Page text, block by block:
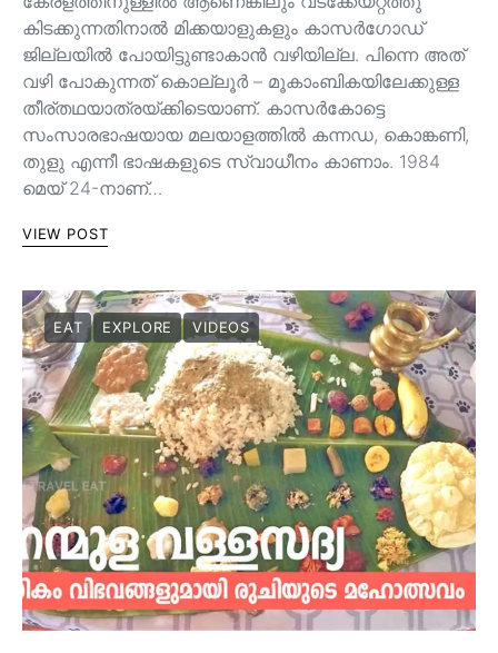
കിടക്കുന്നതിനാൽ മിക്കയാളുകളും കാസർഗോഡ്
ജില്ലയിൽ പോയിട്ടുണ്ടാകാൻ വഴിയില്ല. പിന്നെ അത്
വഴി പോകുന്നത് കൊല്ലൂർ – മൂകാംബികയിലേക്കുള്ള
തീര്തഥയാത്രയ്ക്കിടെയാണ്. കാസർകോട്ടെ
സംസാരഭാഷയായ മലയാളത്തിൽ കന്നഡ, കൊങ്കണി,
തുളു എന്നീ ഭാഷകളുടെ സ്വാധീനം കാണാം. 1984
മെയ്‌ 24-നാണ്‌…
VIEW POST
EAT EXPLORE VIDEOS